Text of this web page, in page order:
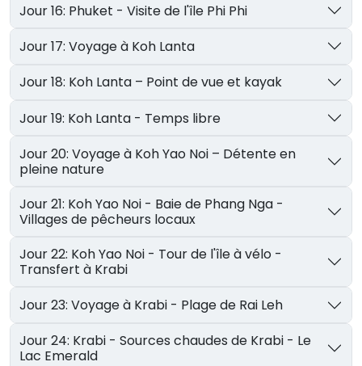
Jour 16: Phuket - Visite de l'île Phi Phi
Jour 17: Voyage à Koh Lanta
Jour 18: Koh Lanta – Point de vue et kayak
Jour 19: Koh Lanta - Temps libre
Jour 20: Voyage à Koh Yao Noi – Détente en
pleine nature
Jour 21: Koh Yao Noi - Baie de Phang Nga -
Villages de pêcheurs locaux
Jour 22: Koh Yao Noi - Tour de l'île à vélo -
Transfert à Krabi
Jour 23: Voyage à Krabi - Plage de Rai Leh
Jour 24: Krabi - Sources chaudes de Krabi - Le
Lac Emerald